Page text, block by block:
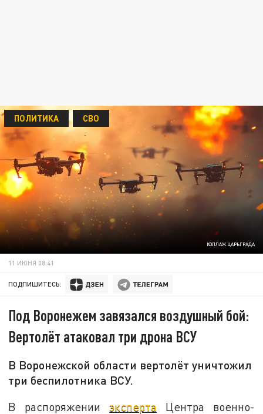
КОЛЛАЖ ЦАРЬГРАДА
ПОЛИТИКА СВО
11 ИЮНЯ 08:41
ПОДПИШИТЕСЬ:
Под Воронежем завязался воздушный бой:
Вертолёт атаковал три дрона ВСУ
В Воронежской области вертолёт уничтожил
три беспилотника ВСУ.
В распоряжении эксперта Центра военно-